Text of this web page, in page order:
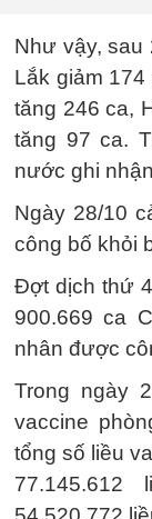
Như vậy, sau
Lắk giảm
tăng 246 ca,
tăng 97 ca.
nước ghi
Ngày 28/10
công bố khỏi
Đợt dịch thứ
900.669 ca
nhân được
Trong ngày
vaccine
tổng số liều